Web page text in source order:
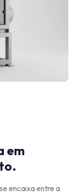
em
encaixa entre a